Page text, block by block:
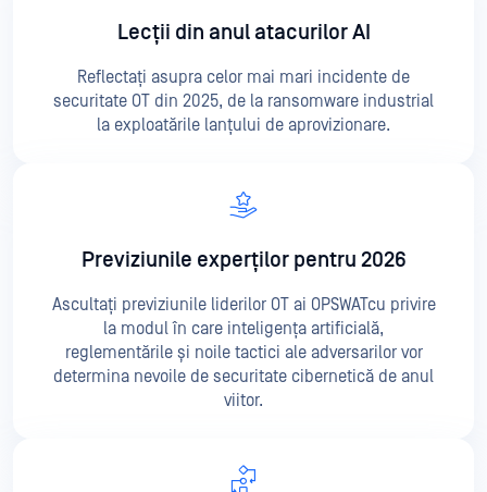
Lecții din anul atacurilor AI
Reflectați asupra celor mai mari incidente de
securitate OT din 2025, de la ransomware industrial
la exploatările lanțului de aprovizionare.
Previziunile experților pentru 2026
Ascultați previziunile liderilor OT ai OPSWATcu privire
la modul în care inteligența artificială,
reglementările și noile tactici ale adversarilor vor
determina nevoile de securitate cibernetică de anul
viitor.